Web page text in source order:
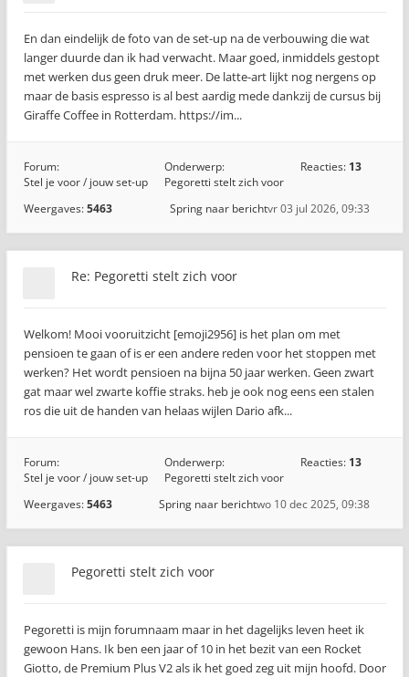
En dan eindelijk de foto van de set-up na de verbouwing die wat
langer duurde dan ik had verwacht. Maar goed, inmiddels gestopt
met werken dus geen druk meer. De latte-art lijkt nog nergens op
maar de basis espresso is al best aardig mede dankzij de cursus bij
Giraffe Coffee in Rotterdam. https://im...
Forum:
Stel je voor / jouw set-up
Onderwerp:
Pegoretti stelt zich voor
Reacties: 13
Weergaves:5463 vr 03 jul 2026, 09:33
Spring naar bericht
Re: Pegoretti stelt zich voor
Welkom! Mooi vooruitzicht [emoji2956] is het plan om met
pensioen te gaan of is er een andere reden voor het stoppen met
werken? Het wordt pensioen na bijna 50 jaar werken. Geen zwart
gat maar wel zwarte koffie straks. heb je ook nog eens een stalen
ros die uit de handen van helaas wijlen Dario afk...
Forum:
Stel je voor / jouw set-up
Onderwerp:
Pegoretti stelt zich voor
Reacties: 13
Weergaves:5463 wo 10 dec 2025, 09:38
Spring naar bericht
Pegoretti stelt zich voor
Pegoretti is mijn forumnaam maar in het dagelijks leven heet ik
gewoon Hans. Ik ben een jaar of 10 in het bezit van een Rocket
Giotto, de Premium Plus V2 als ik het goed zeg uit mijn hoofd. Door